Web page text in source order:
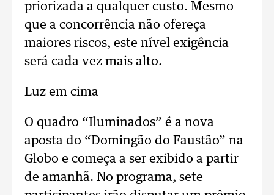
priorizada a qualquer custo. Mesmo
que a concorrência não ofereça
maiores riscos, este nível exigência
será cada vez mais alto.
Luz em cima
O quadro “Iluminados” é a nova
aposta do “Domingão do Faustão” na
Globo e começa a ser exibido a partir
de amanhã. No programa, sete